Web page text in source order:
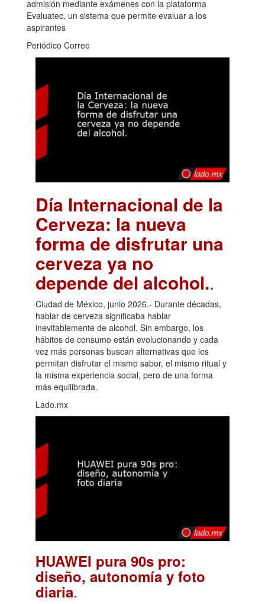
admisión mediante exámenes con la plataforma
Evaluatec, un sistema que permite evaluar a los
aspirantes
Periódico Correo
Día Internacional de la
Cerveza: la nueva
forma de disfrutar una
cerveza ya no
depende del alcohol..
Ciudad de México, junio 2026.- Durante décadas,
hablar de cerveza significaba hablar
inevitablemente de alcohol. Sin embargo, los
hábitos de consumo están evolucionando y cada
vez más personas buscan alternativas que les
permitan disfrutar el mismo sabor, el mismo ritual y
la misma experiencia social, pero de una forma
más equilibrada.
Lado.mx
HUAWEI pura 90s pro:
diseño, autonomía y foto
diaria.